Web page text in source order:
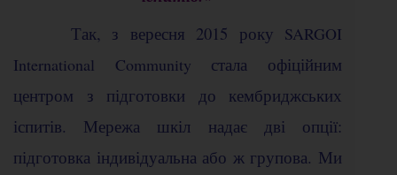
Так, з вересня 2015 року SARGOI
International Community стала офіційним
центром з підготовки до кембриджських
іспитів. Мережа шкіл надає дві опції:
підготовка індивідуальна або ж групова. Ми